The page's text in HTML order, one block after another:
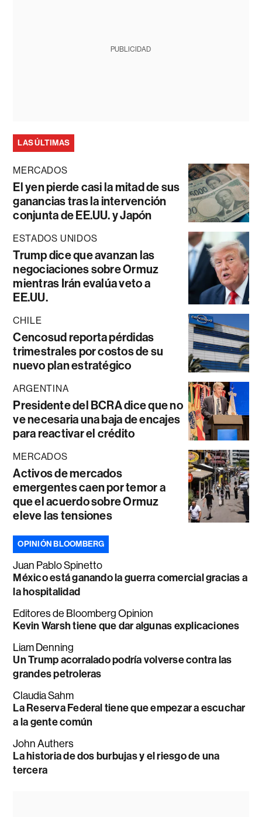
PUBLICIDAD
LAS ÚLTIMAS
MERCADOS
El yen pierde casi la mitad de sus
ganancias tras la intervención
conjunta de EE.UU. y Japón
ESTADOS UNIDOS
Trump dice que avanzan las
negociaciones sobre Ormuz
mientras Irán evalúa veto a
EE.UU.
CHILE
Cencosud reporta pérdidas
trimestrales por costos de su
nuevo plan estratégico
ARGENTINA
Presidente del BCRA dice que no
ve necesaria una baja de encajes
para reactivar el crédito
MERCADOS
Activos de mercados
emergentes caen por temor a
que el acuerdo sobre Ormuz
eleve las tensiones
OPINIÓN BLOOMBERG
Juan Pablo Spinetto
México está ganando la guerra comercial gracias a
la hospitalidad
Editores de Bloomberg Opinion
Kevin Warsh tiene que dar algunas explicaciones
Liam Denning
Un Trump acorralado podría volverse contra las
grandes petroleras
Claudia Sahm
La Reserva Federal tiene que empezar a escuchar
a la gente común
John Authers
La historia de dos burbujas y el riesgo de una
tercera